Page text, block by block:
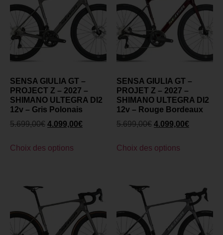
SENSA GIULIA GT –
PROJECT Z – 2027 –
SHIMANO ULTEGRA DI2
12v – Gris Polonais
5.699,00€ 4.099,00€
Choix des options
SENSA GIULIA GT –
PROJET Z – 2027 –
SHIMANO ULTEGRA DI2
12v – Rouge Bordeaux
5.699,00€ 4.099,00€
Choix des options